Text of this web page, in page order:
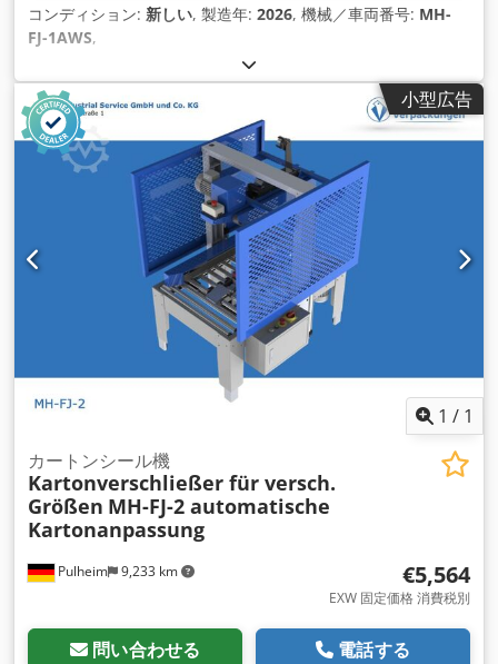
コンディション: 新しい, 製造年: 2026, 機械／車両番号: MH-
FJ-1AWS,
小型広告
1 / 1
Pulheim 9,233 km
カートンシール機
Kartonverschließer für versch.
Größen MH-FJ-2 automatische
Kartonanpassung
€5,564
EXW 固定価格 消費税別
問い合わせる 電話する